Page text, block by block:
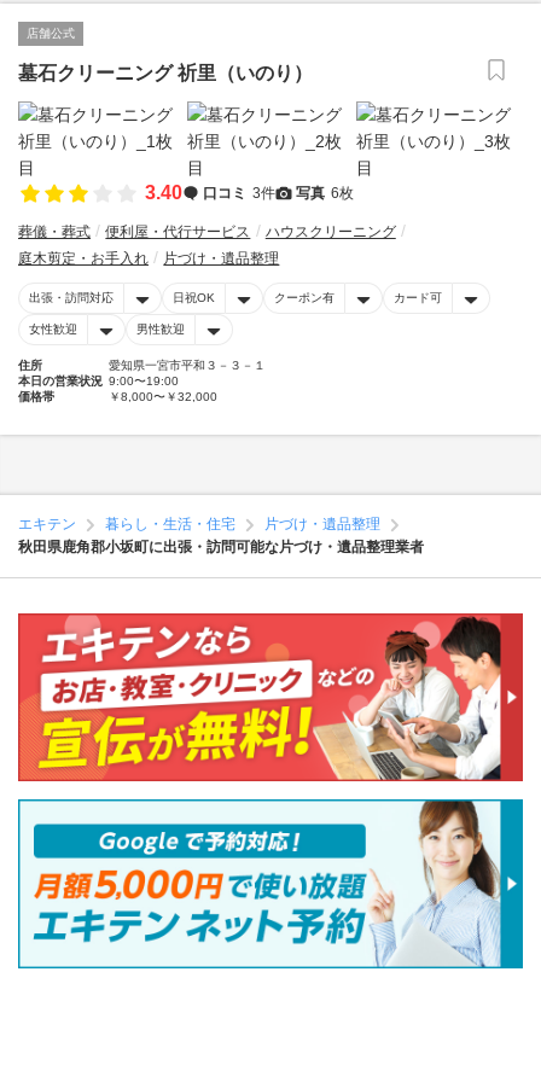
店舗公式
墓石クリーニング 祈里（いのり）
3.40 口コミ 3件 写真 6枚
葬儀・葬式 便利屋・代行サービス
ハウスクリーニング
庭木剪定・お手入れ
片づけ・遺品整理
出張・訪問対応 日祝OK クーポン有 カード可
女性歓迎 男性歓迎
住所
愛知県一宮市平和３－３－１
本日の営業状況 9:00〜19:00
価格帯
￥8,000〜￥32,000
エキテン 暮らし・生活・住宅
片づけ・遺品整理
秋田県鹿角郡小坂町に出張・訪問可能な片づけ・遺品整理業者